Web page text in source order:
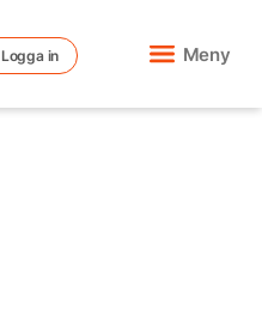
Logga in Meny